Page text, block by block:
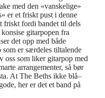
med den «vanskelige»
er et friskt pust i denne
friskt fordi bandet til dels
konsise gitarpopen fra
det opp med både
som er særdeles tiltalende
oss som liker gitarpop med
arrangementer, så bør
At The Beths ikke blå–
her er det et band på